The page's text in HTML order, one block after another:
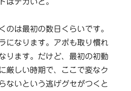
のは最初の数日くらいです。
になります。アポも取り慣れ
ります。だけど、最初の初動
厳しい時期で、ここで変なク
ないという逃げグセがつくと